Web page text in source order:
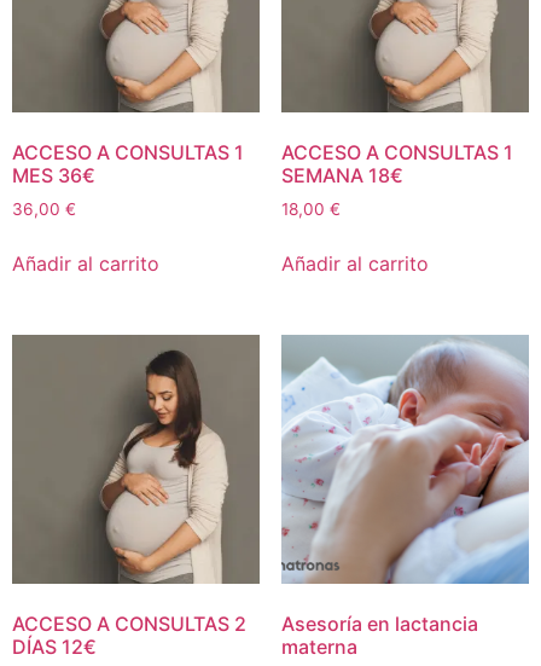
ACCESO A CONSULTAS 1
MES 36€
36,00 €
Añadir al carrito
ACCESO A CONSULTAS 1
SEMANA 18€
18,00 €
Añadir al carrito
ACCESO A CONSULTAS 2
DÍAS 12€
Asesoría en lactancia
materna